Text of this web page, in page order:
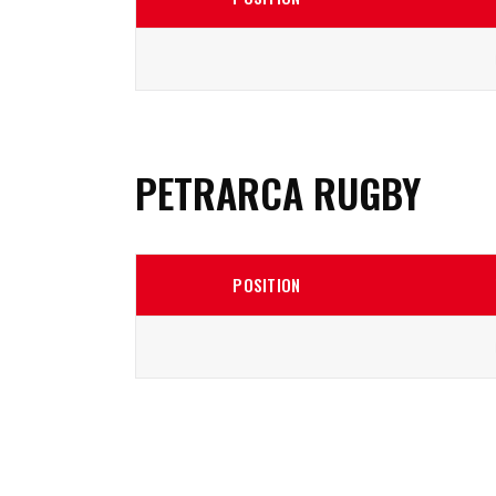
PETRARCA RUGBY
POSITION